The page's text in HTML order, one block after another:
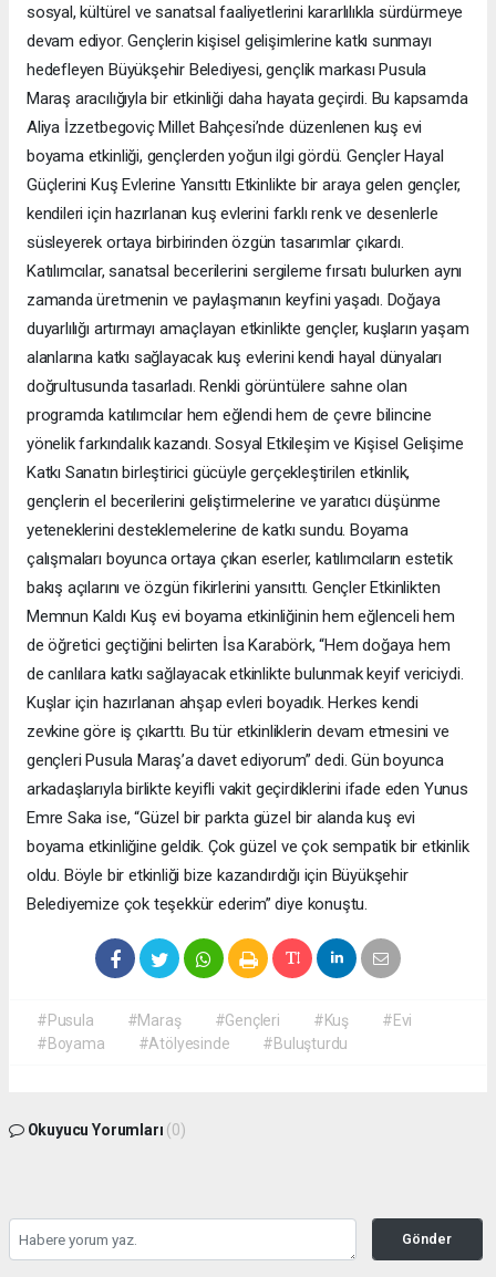
sosyal, kültürel ve sanatsal faaliyetlerini kararlılıkla sürdürmeye
devam ediyor. Gençlerin kişisel gelişimlerine katkı sunmayı
hedefleyen Büyükşehir Belediyesi, gençlik markası Pusula
Maraş aracılığıyla bir etkinliği daha hayata geçirdi. Bu kapsamda
Aliya İzzetbegoviç Millet Bahçesi’nde düzenlenen kuş evi
boyama etkinliği, gençlerden yoğun ilgi gördü. Gençler Hayal
Güçlerini Kuş Evlerine Yansıttı Etkinlikte bir araya gelen gençler,
kendileri için hazırlanan kuş evlerini farklı renk ve desenlerle
süsleyerek ortaya birbirinden özgün tasarımlar çıkardı.
Katılımcılar, sanatsal becerilerini sergileme fırsatı bulurken aynı
zamanda üretmenin ve paylaşmanın keyfini yaşadı. Doğaya
duyarlılığı artırmayı amaçlayan etkinlikte gençler, kuşların yaşam
alanlarına katkı sağlayacak kuş evlerini kendi hayal dünyaları
doğrultusunda tasarladı. Renkli görüntülere sahne olan
programda katılımcılar hem eğlendi hem de çevre bilincine
yönelik farkındalık kazandı. Sosyal Etkileşim ve Kişisel Gelişime
Katkı Sanatın birleştirici gücüyle gerçekleştirilen etkinlik,
gençlerin el becerilerini geliştirmelerine ve yaratıcı düşünme
yeteneklerini desteklemelerine de katkı sundu. Boyama
çalışmaları boyunca ortaya çıkan eserler, katılımcıların estetik
bakış açılarını ve özgün fikirlerini yansıttı. Gençler Etkinlikten
Memnun Kaldı Kuş evi boyama etkinliğinin hem eğlenceli hem
de öğretici geçtiğini belirten İsa Karabörk, “Hem doğaya hem
de canlılara katkı sağlayacak etkinlikte bulunmak keyif vericiydi.
Kuşlar için hazırlanan ahşap evleri boyadık. Herkes kendi
zevkine göre iş çıkarttı. Bu tür etkinliklerin devam etmesini ve
gençleri Pusula Maraş’a davet ediyorum” dedi. Gün boyunca
arkadaşlarıyla birlikte keyifli vakit geçirdiklerini ifade eden Yunus
Emre Saka ise, “Güzel bir parkta güzel bir alanda kuş evi
boyama etkinliğine geldik. Çok güzel ve çok sempatik bir etkinlik
oldu. Böyle bir etkinliği bize kazandırdığı için Büyükşehir
Belediyemize çok teşekkür ederim” diye konuştu.
#Pusula #Maraş #Gençleri #Kuş
#Evi
#Boyama
#Atölyesinde #Buluşturdu
Okuyucu Yorumları (0)
Gönder